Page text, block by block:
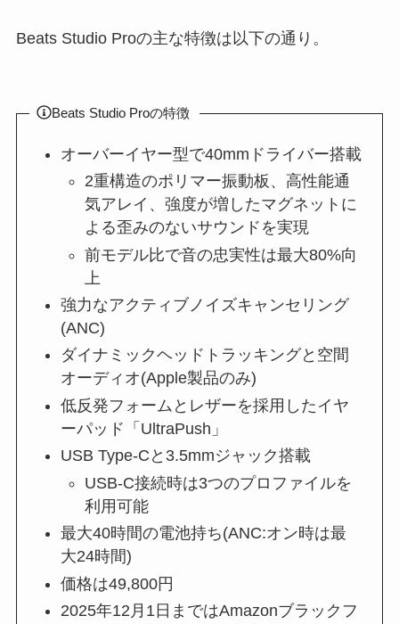
Beats Studio Proの主な特徴は以下の通り。
Beats Studio Proの特徴
オーバーイヤー型で40mmドライバー搭載
2重構造のポリマー振動板、高性能通
気アレイ、強度が増したマグネットに
よる歪みのないサウンドを実現
前モデル比で音の忠実性は最大80%向
上
強力なアクティブノイズキャンセリング
(ANC)
ダイナミックヘッドトラッキングと空間
オーディオ(Apple製品のみ)
低反発フォームとレザーを採用したイヤ
ーパッド「UltraPush」
USB Type-Cと3.5mmジャック搭載
USB-C接続時は3つのプロファイルを
利用可能
最大40時間の電池持ち(ANC:オン時は最
大24時間)
価格は49,800円
2025年12月1日まではAmazonブラックフ